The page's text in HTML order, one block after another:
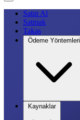
Satın Al
Satmak
Takas
Ödeme Yöntemleri
Kaynaklar